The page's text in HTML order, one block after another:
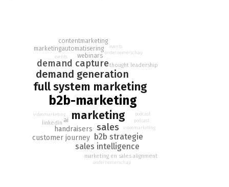
willen worden in hun niche. Het biedt een strategisch kader
voor B2B-bedrijven die willen groeien in een snel
veranderende markt. In vier fundamentele stappen bouw je
een succesvolle B2B-strategie die leidt tot handraisers:
geïnteresseerde potentiële klanten die klaar zijn voor een
salesgesprek. Een geoliede machine, waarin marketing en
sales optimaal samenwerken en tot duurzame omzetverhoging
komen.
b2b-marketing
full system marketing
marketing
demand generation
sales
demand capture
b2b strategie
sales intelligence
handraisers
customer journey
webinars
ai
marketingautomatisering
contentmarketing
thought leadership
marketing en sales alignment
linkedin
videomarketing
ondernemerschap
events
podcast
videomarketing
ondernemerschap
events
podcast